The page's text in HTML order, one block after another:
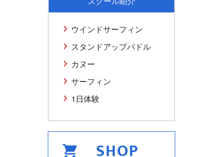
ウインドサーフィン
スタンドアップパドル
カヌー
サーフィン
1日体験